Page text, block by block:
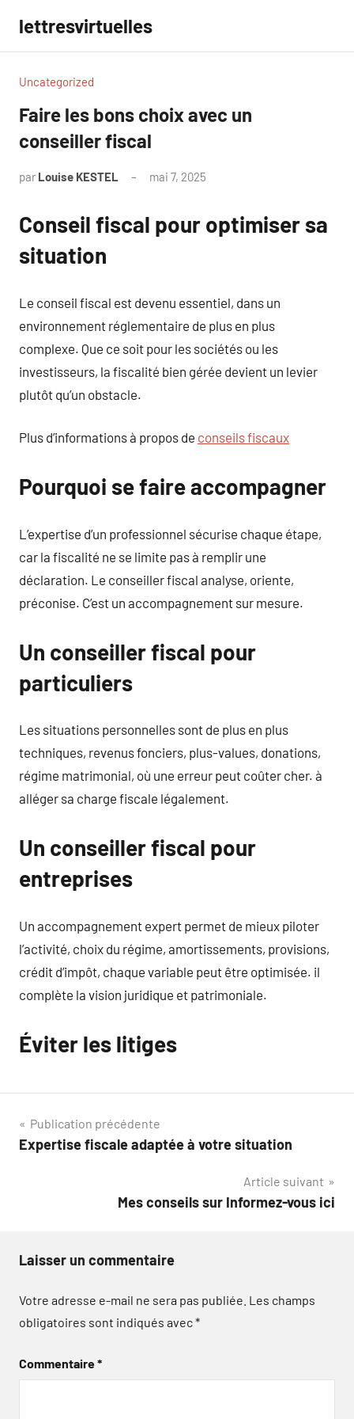
contenu
lettresvirtuelles
Uncategorized
Faire les bons choix avec un
conseiller fiscal
par Louise KESTEL mai 7, 2025
Conseil fiscal pour optimiser sa
situation
Le conseil fiscal est devenu essentiel, dans un
environnement réglementaire de plus en plus
complexe. Que ce soit pour les sociétés ou les
investisseurs, la fiscalité bien gérée devient un levier
plutôt qu’un obstacle.
Plus d’informations à propos de conseils fiscaux
Pourquoi se faire accompagner
L’expertise d’un professionnel sécurise chaque étape,
car la fiscalité ne se limite pas à remplir une
déclaration. Le conseiller fiscal analyse, oriente,
préconise. C’est un accompagnement sur mesure.
Un conseiller fiscal pour
particuliers
Les situations personnelles sont de plus en plus
techniques, revenus fonciers, plus-values, donations,
régime matrimonial, où une erreur peut coûter cher. à
alléger sa charge fiscale légalement.
Un conseiller fiscal pour
entreprises
Un accompagnement expert permet de mieux piloter
l’activité, choix du régime, amortissements, provisions,
crédit d’impôt, chaque variable peut être optimisée. il
complète la vision juridique et patrimoniale.
Éviter les litiges
Navigation
de
Publication précédente
Expertise fiscale adaptée à votre situation
Article suivant
Mes conseils sur Informez-vous ici
Laisser un commentaire
Votre adresse e-mail ne sera pas publiée. Les champs
obligatoires sont indiqués avec*
Commentaire*